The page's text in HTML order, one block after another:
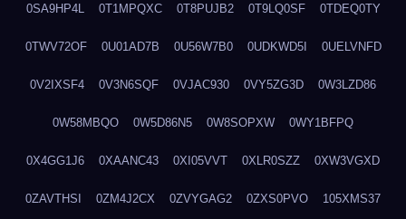
0SA9HP4L 0T1MPQXC 0T8PUJB2 0T9LQ0SF 0TDEQ0TY
0TWV72OF 0U01AD7B 0U56W7B0 0UDKWD5I 0UELVNFD
0V2IXSF4 0V3N6SQF 0VJAC930 0VY5ZG3D 0W3LZD86
0W58MBQO 0W5D86N5 0W8SOPXW 0WY1BFPQ
0X4GG1J6 0XAANC43 0XI05VVT 0XLR0SZZ 0XW3VGXD
0ZAVTHSI 0ZM4J2CX 0ZVYGAG2 0ZXS0PVO 105XMS37